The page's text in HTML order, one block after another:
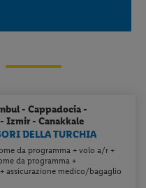
- Cappadocia -
Izmir - Canakkale
DELLA TURCHIA
da programma + volo a/r +
da programma +
assicurazione medico/bagaglio